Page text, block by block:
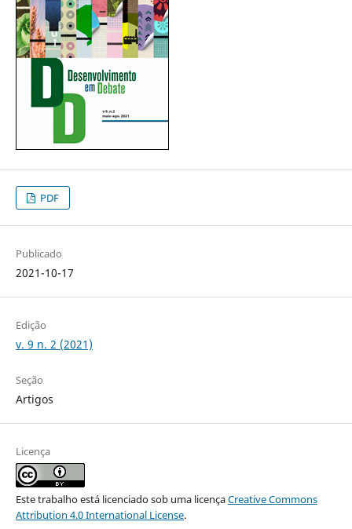
PDF
Publicado
2021-10-17
Edição
v. 9 n. 2 (2021)
Seção
Artigos
Licença
Este trabalho está licenciado sob uma licençaCreative Commons
Attribution 4.0 International License.